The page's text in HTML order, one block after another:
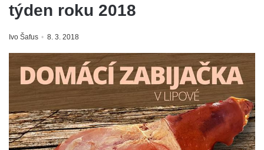
týden roku 2018
Ivo Šafus 8. 3. 2018